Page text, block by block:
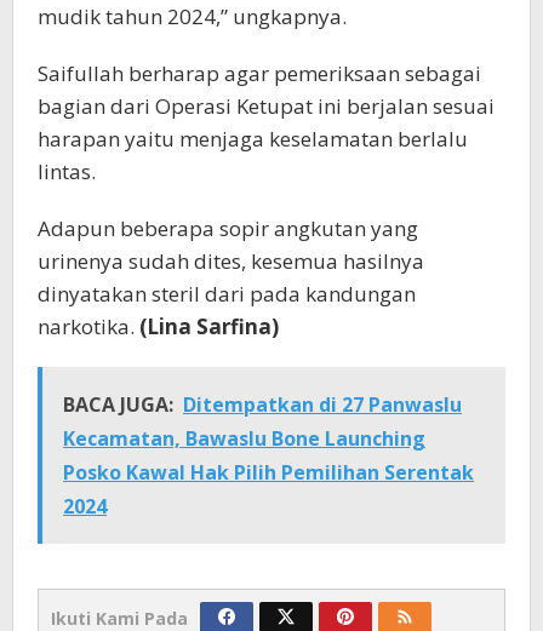
mudik tahun 2024,” ungkapnya.
Saifullah berharap agar pemeriksaan sebagai
bagian dari Operasi Ketupat ini berjalan sesuai
harapan yaitu menjaga keselamatan berlalu
lintas.
Adapun beberapa sopir angkutan yang
urinenya sudah dites, kesemua hasilnya
dinyatakan steril dari pada kandungan
narkotika. (Lina Sarfina)
BACA JUGA: Ditempatkan di 27 Panwaslu
Kecamatan, Bawaslu Bone Launching
Posko Kawal Hak Pilih Pemilihan Serentak
2024
Ikuti Kami Pada